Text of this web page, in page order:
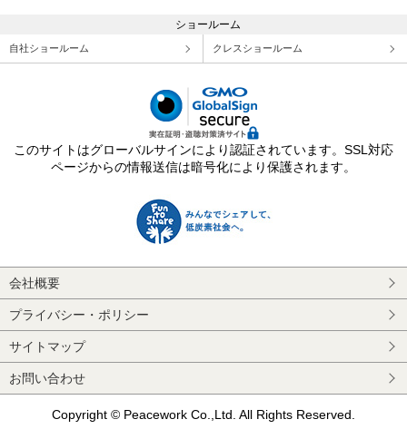
ショールーム
自社ショールーム クレスショールーム
このサイトはグローバルサインにより認証されています。SSL対応
ページからの情報送信は暗号化により保護されます。
会社概要
プライバシー・ポリシー
サイトマップ
お問い合わせ
Copyright © Peacework Co.,Ltd. All Rights Reserved.